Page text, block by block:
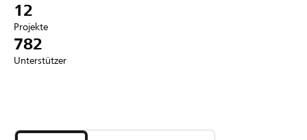
Anmelden
DE FR IT
12
Projekte
782
Unterstützer
Projekte